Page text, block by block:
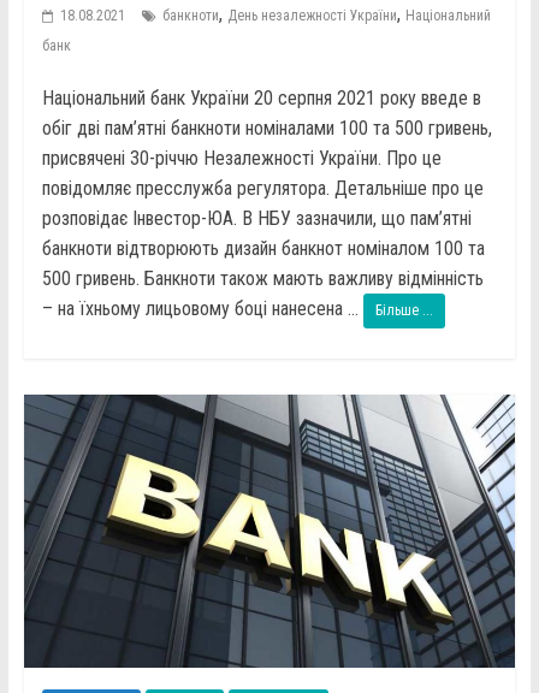
18.08.2021 банкноти, День незалежності України, Національний
банк
Національний банк України 20 серпня 2021 року введе в
обіг дві пам’ятні банкноти номіналами 100 та 500 гривень,
присвячені 30-річчю Незалежності України. Про це
повідомляє пресслужба регулятора. Детальніше про це
розповідає Інвестор-ЮА. В НБУ зазначили, що пам’ятні
банкноти відтворюють дизайн банкнот номіналом 100 та
500 гривень. Банкноти також мають важливу відмінність
– на їхньому лицьовому боці нанесена ...
Більше ...